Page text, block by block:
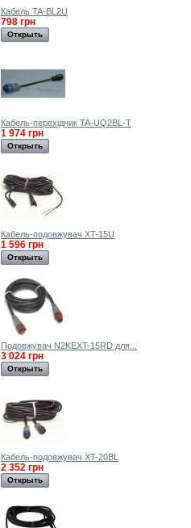
Кабель TA-BL2U
798 грн
Открыть
Кабель-перехідник TA-UQ2BL-T
1 974 грн
Открыть
Кабель-подовжувач XT-15U
1 596 грн
Открыть
Подовжувач N2KEXT-15RD для...
3 024 грн
Открыть
Кабель-подовжувач XT-20BL
2 352 грн
Открыть